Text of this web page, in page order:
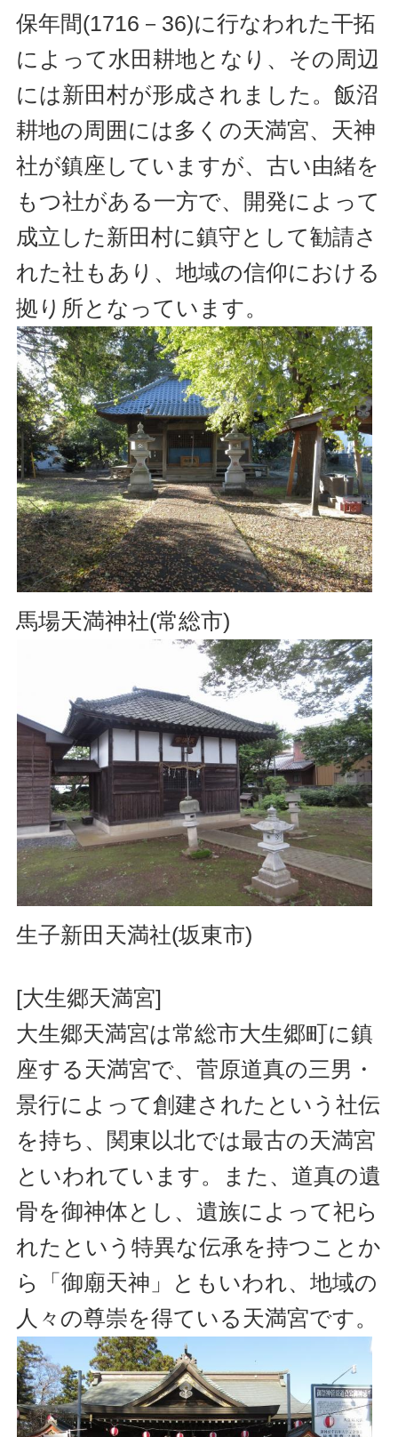
保年間(1716－36)に行なわれた干拓
によって水田耕地となり、その周辺
には新田村が形成されました。飯沼
耕地の周囲には多くの天満宮、天神
社が鎮座していますが、古い由緒を
もつ社がある一方で、開発によって
成立した新田村に鎮守として勧請さ
れた社もあり、地域の信仰における
拠り所となっています。
馬場天満神社(常総市)
生子新田天満社(坂東市)
[大生郷天満宮]
大生郷天満宮は常総市大生郷町に鎮
座する天満宮で、菅原道真の三男・
景行によって創建されたという社伝
を持ち、関東以北では最古の天満宮
といわれています。また、道真の遺
骨を御神体とし、遺族によって祀ら
れたという特異な伝承を持つことか
ら「御廟天神」ともいわれ、地域の
人々の尊崇を得ている天満宮です。